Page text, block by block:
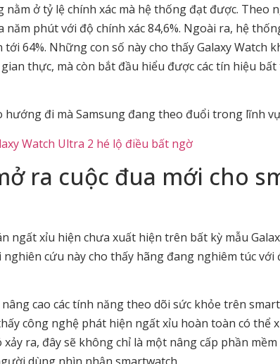
ở tỷ lệ chính xác mà hệ thống đạt được. Theo
phút với độ chính xác 84,6%. Ngoài ra, hệ
64%. Những con số này cho thấy Galaxy Watch
thực, mà còn bắt đầu hiểu được các tín hiệu
đi mà Samsung đang theo đuổi trong lĩnh
Watch Ultra 2 hé lộ điều bất ngờ
ra cuộc đua mới cho
ngất xỉu hiện chưa xuất hiện trên bất kỳ mẫu
nghiên cứu này cho thấy hãng đang nghiêm túc
cao các tính năng theo dõi sức khỏe trên
công nghệ phát hiện ngất xỉu hoàn toàn có thể
ra, đây sẽ không chỉ là một nâng cấp phần